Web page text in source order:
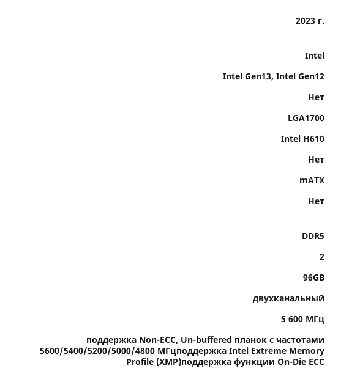
2023 г.
Intel
Intel Gen13, Intel Gen12
Нет
LGA1700
Intel H610
Нет
mATX
Нет
DDR5
2
96GB
двухканальный
5 600 МГц
поддержка Non-ECC, Un-buffered планок с частотами
5600/5400/5200/5000/4800 МГцподдержка Intel Extreme Memory
Profile (XMP)поддержка функции On-Die ECC